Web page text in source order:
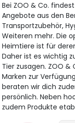
Bei ZOO & Co.
Angebote aus den
Transportzubehör,
Weiteren mehr. Die
Heimtiere ist für
Daher ist es wichtig
Tier zusagen. ZOO
Marken zur
beraten wir dich
persönlich. Neben
zudem Produkte